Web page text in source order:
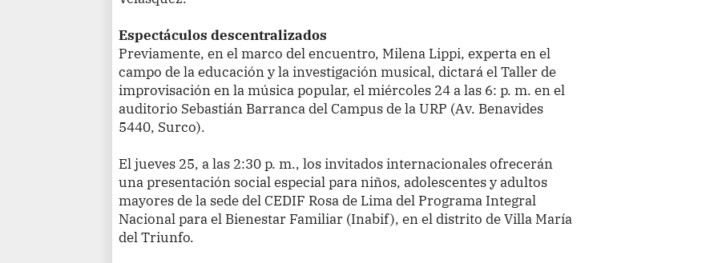
Espectáculos descentralizados
Previamente, en el marco del encuentro, Milena Lippi, experta en el
campo de la educación y la investigación musical, dictará el Taller de
improvisación en la música popular, el miércoles 24 a las 6: p. m. en el
auditorio Sebastián Barranca del Campus de la URP (Av. Benavides
5440, Surco).
El jueves 25, a las 2:30 p. m., los invitados internacionales ofrecerán
una presentación social especial para niños, adolescentes y adultos
mayores de la sede del CEDIF Rosa de Lima del Programa Integral
Nacional para el Bienestar Familiar (Inabif), en el distrito de Villa María
del Triunfo.